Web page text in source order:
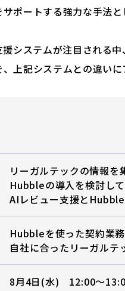
ポートする強力な手法
システムが注目される
上記システムとの違い
リーガルテックの情報を
Hubbleの導入を検討し
AIレビュー支援と
Hubbleを使った契約業
自社に合ったリーガルテ
8月4日(水) 12:00〜